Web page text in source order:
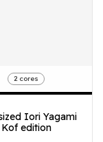
2 cores
Iori Yagami
Kof edition